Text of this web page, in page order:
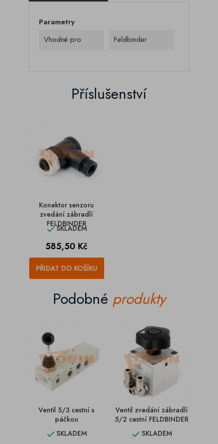
Parametry
Vhodné pro
Feldbinder
Příslušenství
Konektor senzoru
zvedání zábradlí
FELDBINDER
SKLADEM
Cena
585,50 Kč
PŘIDAT DO KOŠÍKU
Podobné produkty
Ventil 5/3 cestní s
páčkou
SKLADEM
Ventil zvedání zábradlí
5/2 cestní FELDBINDER
SKLADEM